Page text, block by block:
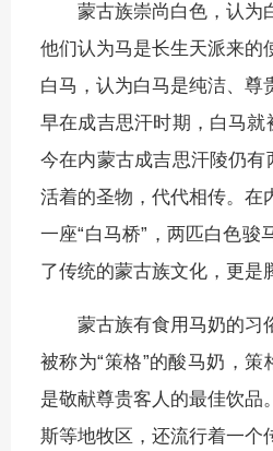
蒙古族崇尚白色，认为
他们认为马是长生天派来的
白马，认为白马是纯洁、尊
早在成吉思汗时期，白马就
今在内蒙古成吉思汗陵仍有
活着的圣物，代代相传。在
一座“白马桥”，两匹白色骏
了传统的蒙古族文化，更是
蒙古族有食用马奶的习
被称为“策格”的酸马奶，策
是敬献尊贵客人的最佳饮品
斯等地牧区，还流行着一个